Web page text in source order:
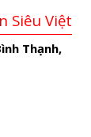
Siêu Việt
Thạnh,